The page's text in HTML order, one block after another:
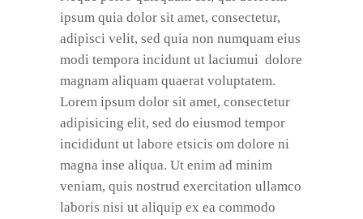
ipsum quia dolor sit amet, consectetur,
adipisci velit, sed quia non numquam eius
modi tempora incidunt ut laciumui dolore
magnam aliquam quaerat voluptatem.
Lorem ipsum dolor sit amet, consectetur
adipisicing elit, sed do eiusmod tempor
incididunt ut labore etsicis om dolore ni
magna inse aliqua. Ut enim ad minim
veniam, quis nostrud exercitation ullamco
laboris nisi ut aliquip ex ea commodo